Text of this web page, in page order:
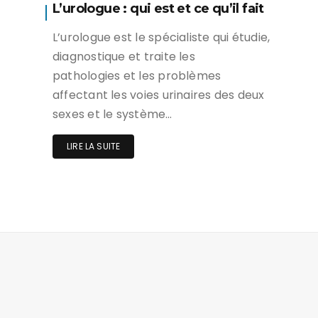
L’urologue : qui est et ce qu’il fait
L’urologue est le spécialiste qui étudie,
diagnostique et traite les
pathologies et les problèmes
affectant les voies urinaires des deux
sexes et le système…
LIRE LA SUITE